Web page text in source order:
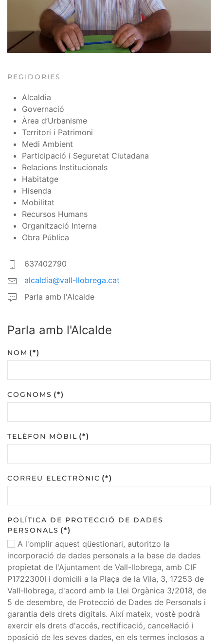
REGIDORIES
Alcaldia
Governació
Àrea d’Urbanisme
Territori i Patrimoni
Medi Ambient
Participació i Seguretat Ciutadana
Relacions Institucionals
Habitatge
Hisenda
Mobilitat
Recursos Humans
Organització Interna
Obra Pública
637402790
alcaldia@vall-llobrega.cat
Parla amb l'Alcalde
Parla amb l'Alcalde
NOM (*)
COGNOMS (*)
TELÈFON MÒBIL (*)
CORREU ELECTRÒNIC (*)
POLÍTICA DE PROTECCIÓ DE DADES
PERSONALS (*)
A l'omplir aquest qüestionari, autoritzo la
incorporació de dades personals a la base de dades
propietat de l'Ajuntament de Vall-llobrega, amb CIF
P1722300I i domicili a la Plaça de la Vila, 3, 17253 de
Vall-llobrega, d'acord amb la Llei Orgànica 3/2018, de
5 de desembre, de Protecció de Dades de Personals i
garantia dels drets digitals. Així mateix, vostè podrà
exercir els drets d'accés, rectificació, cancel·lació i
oposició de les seves dades, en els termes inclosos a